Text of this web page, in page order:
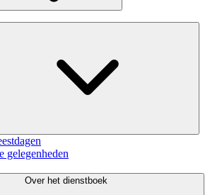
gelegenheden
Over het dienstboek